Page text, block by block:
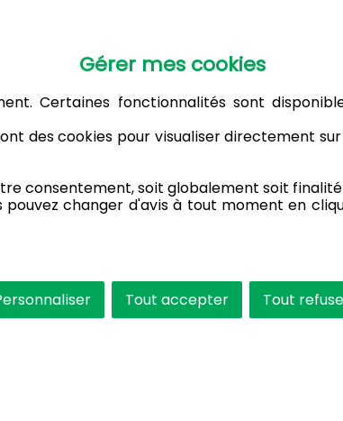
Gérer mes cookies
Certaines fonctionnalités sont
des cookies pour visualiser directement
consentement, soit globalement soit
pouvez changer d'avis à tout moment en
Tout accepter Tout